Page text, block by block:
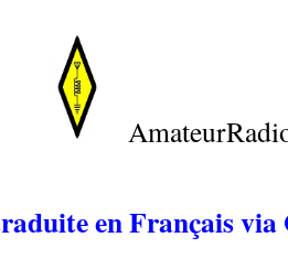
en Français via